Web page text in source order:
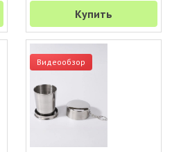
Купить
Видеообзор